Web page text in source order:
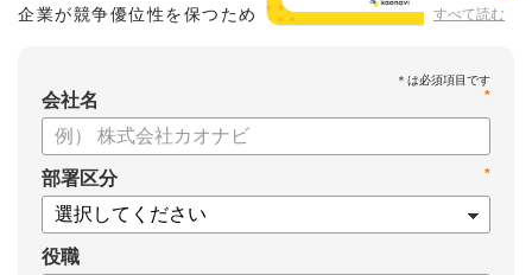
すべて読む
企業が競争優位性を保つため
しかし、「何から手を付けてよいかわからない」「なかなかデジ
タル化が進まない」「既存システムを変えることに抵抗がある」
といった理由から、推進に踏み切れていない企業も少なくあり
ません。
*
会社名
*
部署区分
役職